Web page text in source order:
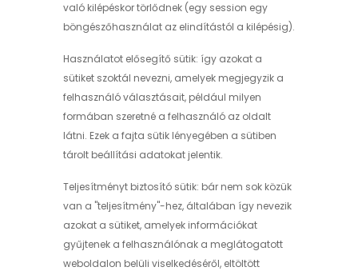
való kilépéskor törlődnek (egy session egy
böngészőhasználat az elindítástól a kilépésig).
Használatot elősegítő sütik: így azokat a
sütiket szoktál nevezni, amelyek megjegyzik a
felhasználó választásait, például milyen
formában szeretné a felhasználó az oldalt
látni. Ezek a fajta sütik lényegében a sütiben
tárolt beállítási adatokat jelentik.
Teljesítményt biztosító sütik: bár nem sok közük
van a "teljesítmény"-hez, általában így nevezik
azokat a sütiket, amelyek információkat
gyűjtenek a felhasználónak a meglátogatott
weboldalon belüli viselkedéséről, eltöltött